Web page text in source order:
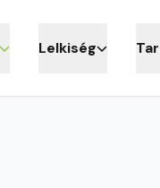
Lelkiség